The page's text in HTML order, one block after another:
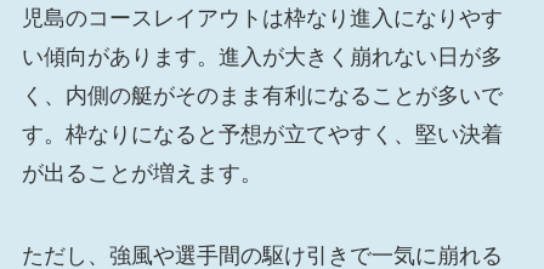
児島のコースレイアウトは枠なり進入になりやす
い傾向があります。進入が大きく崩れない日が多
く、内側の艇がそのまま有利になることが多いで
す。枠なりになると予想が立てやすく、堅い決着
が出ることが増えます。
ただし、強風や選手間の駆け引きで一気に崩れる